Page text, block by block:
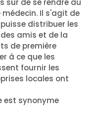
médecin. Il s'agit de
distribuer les
amis et de la
de première
à ce que les
fournir les
locales ont
est synonyme